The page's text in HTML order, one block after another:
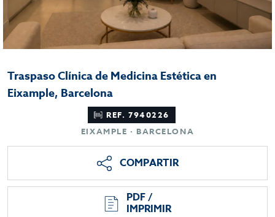
Traspaso Clínica de Medicina Estética en
Eixample, Barcelona
REF. 7940226
EIXAMPLE · BARCELONA
COMPARTIR
PDF /
IMPRIMIR